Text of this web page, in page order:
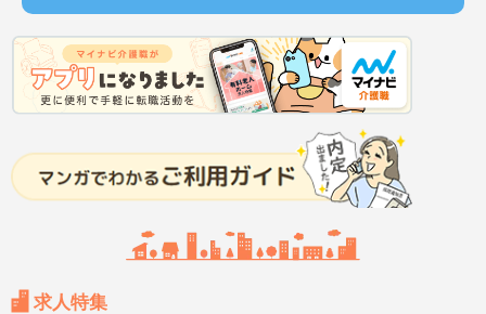
求人特集